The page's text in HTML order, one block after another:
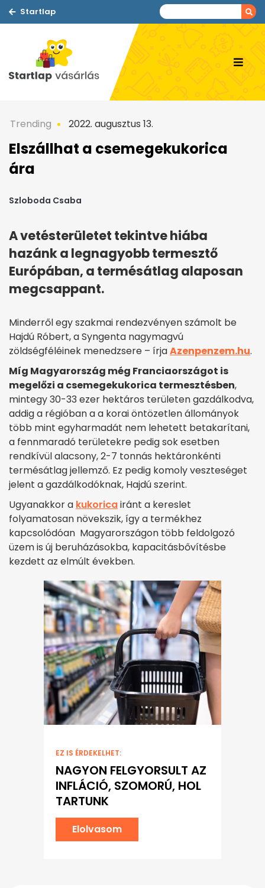
Startlap
Trending 2022. augusztus 13.
Elszállhat a csemegekukorica
ára
Szloboda Csaba
A vetésterületet tekintve hiába
hazánk a legnagyobb termesztő
Európában, a termésátlag alaposan
megcsappant.
Minderről egy szakmai rendezvényen számolt be
Hajdú Róbert, a Syngenta nagymagvú
zöldségféléinek menedzsere – írjaAzenpenzem.hu.
Míg Magyarország még Franciaországot is
megelőzi a csemegekukorica termesztésben,
mintegy 30-33 ezer hektáros területen gazdálkodva,
addig a régióban a a korai öntözetlen állományok
több mint egyharmadát nem lehetett betakarítani,
a fennmaradó területekre pedig sok esetben
rendkívül alacsony, 2-7 tonnás hektáronkénti
termésátlag jellemző. Ez pedig komoly veszteséget
jelent a gazdálkodóknak, Hajdú szerint.
Ugyanakkor a kukoricairánt a kereslet
folyamatosan növekszik, így a termékhez
kapcsolódóan Magyarországon több feldolgozó
üzem is új beruházásokba, kapacitásbővítésbe
kezdett az elmúlt években.
EZ IS ÉRDEKELHET:
NAGYON FELGYORSULT AZ
INFLÁCIÓ, SZOMORÚ, HOL
TARTUNK
Elolvasom